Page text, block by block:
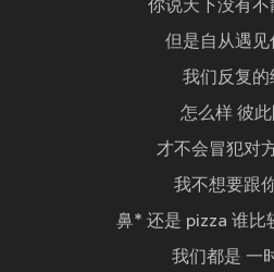
你说天下没有
但是自从遇见
我们反复的
怎么样 彼
才不会冒犯对
我不想要跟
鼻* 还是 pizza 谁比
我们都是 一